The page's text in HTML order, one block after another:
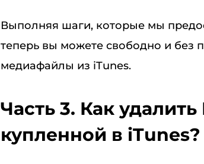
Выполняя шаги, которые мы
теперь вы можете свободно и без
медиафайлы из iTunes.
Часть 3. Как
купленной в iTunes?